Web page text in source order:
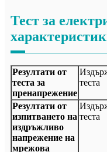
Тест за
Резултати от
теста за
пренапрежение
теста
Резултати от
изпитването на
издръжливо
напрежение на
мрежова
теста